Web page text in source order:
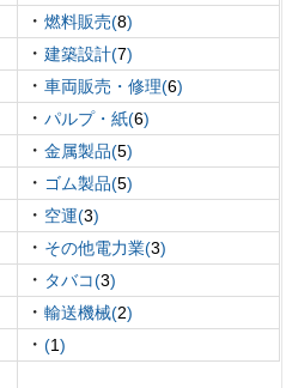
・ 燃料販売(8)
・ 建築設計(7)
・ 車両販売・修理(6)
・ パルプ・紙(6)
・ 金属製品(5)
・ ゴム製品(5)
・ 空運(3)
・ その他電力業(3)
・ タバコ(3)
・ 輸送機械(2)
・ (1)